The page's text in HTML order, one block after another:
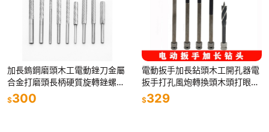
加長鎢鋼磨頭木工電動銼刀金屬
合金打磨頭長柄硬質旋轉銼螺旋
挫刀
$300
電動扳手加長鉆頭木工開孔器電
扳手打孔風炮轉換頭木頭打眼擴
孔鉆
$329